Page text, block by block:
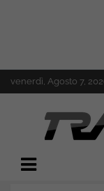
to
venerdì, Agosto 7,
Trading.it